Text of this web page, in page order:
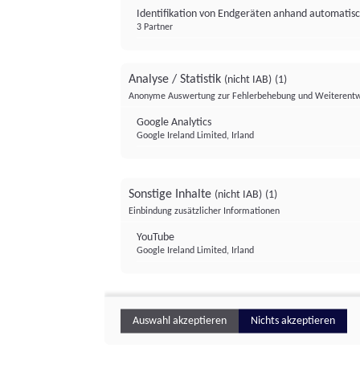
Identifikation von Endgeräten anhand
3 Partner
Analyse / Statistik (nicht IAB) (1)
Anonyme Auswertung zur Fehlerbehebung und
Google Analytics
Google Ireland Limited, Irland
Sonstige Inhalte (nicht IAB) (1)
Einbindung zusätzlicher Informationen
YouTube
Google Ireland Limited, Irland
Auswahl akzeptieren Nichts akzeptieren